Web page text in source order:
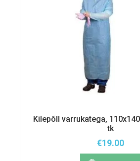
Kilepõll varrukatega,
tk
€19.00